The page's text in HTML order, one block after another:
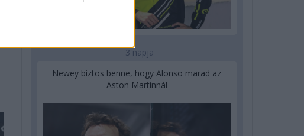
3 napja
Newey biztos benne, hogy Alonso marad az
Aston Martinnál